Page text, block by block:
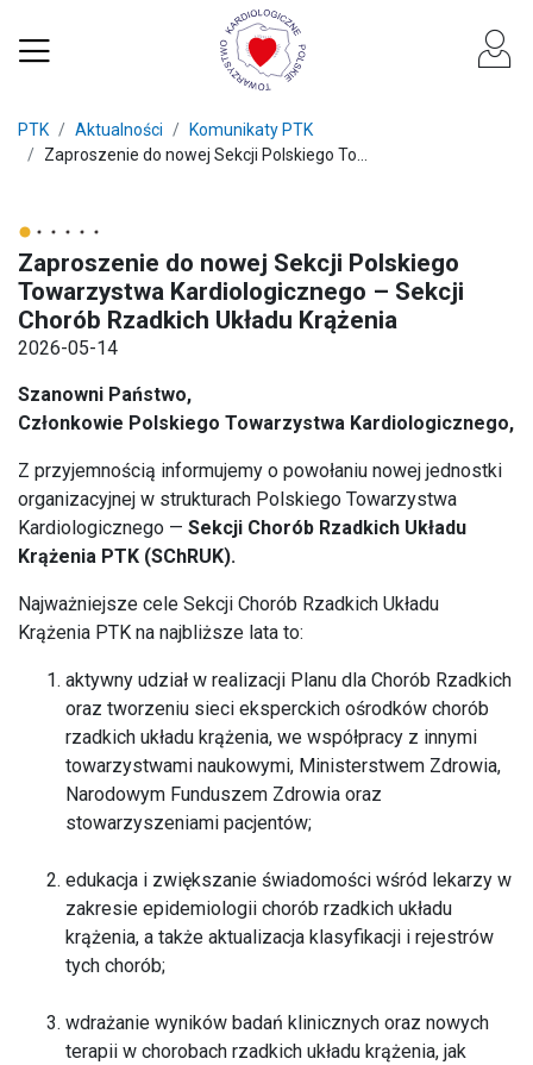
PTK Aktualności
Komunikaty PTK
Zaproszenie do nowej Sekcji Polskiego To...
Zaproszenie do nowej Sekcji Polskiego
Towarzystwa Kardiologicznego – Sekcji
Chorób Rzadkich Układu Krążenia
2026-05-14
Szanowni Państwo,
Członkowie Polskiego Towarzystwa Kardiologicznego,
Z przyjemnością informujemy o powołaniu nowej jednostki
organizacyjnej w strukturach Polskiego Towarzystwa
Kardiologicznego — Sekcji Chorób Rzadkich Układu
Krążenia PTK (SChRUK).
Najważniejsze cele Sekcji Chorób Rzadkich Układu
Krążenia PTK na najbliższe lata to:
aktywny udział w realizacji Planu dla Chorób Rzadkich
oraz tworzeniu sieci eksperckich ośrodków chorób
rzadkich układu krążenia, we współpracy z innymi
towarzystwami naukowymi, Ministerstwem Zdrowia,
Narodowym Funduszem Zdrowia oraz
stowarzyszeniami pacjentów;
edukacja i zwiększanie świadomości wśród lekarzy w
zakresie epidemiologii chorób rzadkich układu
krążenia, a także aktualizacja klasyfikacji i rejestrów
tych chorób;
wdrażanie wyników badań klinicznych oraz nowych
terapii w chorobach rzadkich układu krążenia, jak